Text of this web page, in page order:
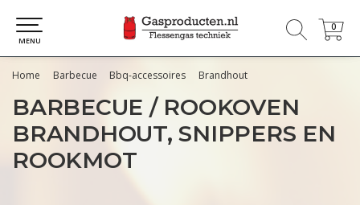
0
0
MENU
Home Barbecue Bbq-accessoires Brandhout
BARBECUE / ROOKOVEN
BRANDHOUT, SNIPPERS EN
ROOKMOT